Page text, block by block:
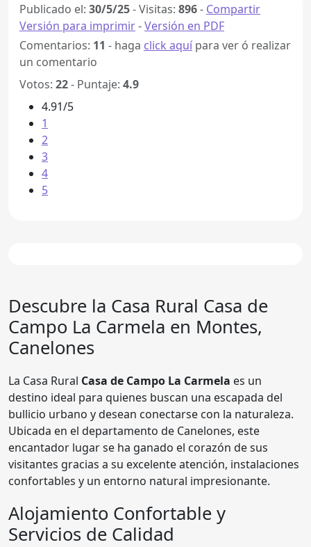
Publicado el: 30/5/25-Visitas: 896- Compartir
Versión para imprimir-Versión en PDF
Comentarios: 11 - haga click aquí para ver ó realizar
un comentario
Votos: 22- Puntaje: 4.9
4.91/5
1
2
3
4
5
Descubre la Casa Rural Casa de
Campo La Carmela en Montes,
Canelones
La Casa Rural Casa de Campo La Carmela es un
destino ideal para quienes buscan una escapada del
bullicio urbano y desean conectarse con la naturaleza.
Ubicada en el departamento de Canelones, este
encantador lugar se ha ganado el corazón de sus
visitantes gracias a su excelente atención, instalaciones
confortables y un entorno natural impresionante.
Alojamiento Confortable y
Servicios de Calidad